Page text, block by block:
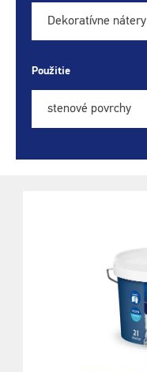
Dekoratívne nátery
Použitie
stenové povrchy